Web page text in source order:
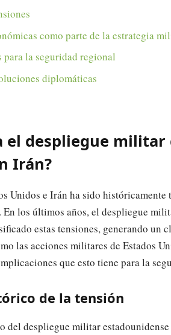
como parte de la estrategia
la seguridad regional
diplomáticas
el despliegue militar
Irán?
Unidos e Irán ha sido
los últimos años, el despliegue
estas tensiones, generando un
las acciones militares de Estados
que esto tiene para la
de la tensión
del despliegue militar